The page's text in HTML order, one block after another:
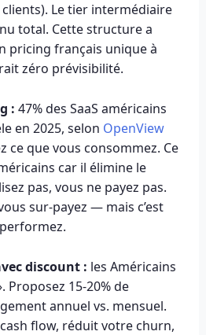
clients). Le tier intermédiaire
total. Cette structure a
pricing français unique à
zéro prévisibilité.
: 47% des SaaS américains
en 2025, selon OpenView
ce que vous consommez. Ce
car il élimine le
pas, vous ne payez pas.
sur-payez — mais c’est
discount : les Américains
Proposez 15-20% de
annuel vs. mensuel.
flow, réduit votre churn,